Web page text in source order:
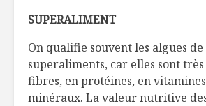
SUPERALIMENT
On qualifie souvent les algues de
superaliments, car elles sont
fibres, en protéines, en
minéraux. La valeur nutritive